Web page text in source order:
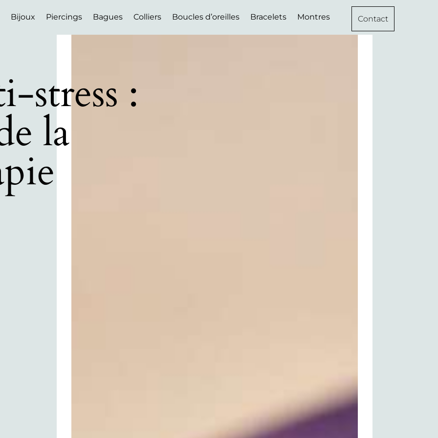
Bijoux Piercings Bagues Colliers Boucles d’oreilles Bracelets Montres Contact
stress :
la